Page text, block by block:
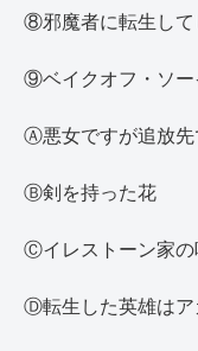
⑧邪魔者に転生して
⑨ベイクオフ・ソー
Ⓐ悪女ですが追放先
Ⓑ剣を持った花
Ⓒイレストーン家の
Ⓓ転生した英雄はア